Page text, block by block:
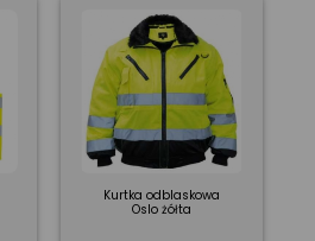
Kurtka odblaskowa
Oslo żółta